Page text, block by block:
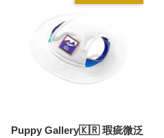
Puppy Gallery🇰🇷 瑕疵微泛